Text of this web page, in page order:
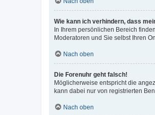
Wie kann ich verhindern, dass
In Ihrem persönlichen Bereich
Moderatoren und Sie selbst Ihren
Nach oben
Die Forenuhr geht falsch!
Möglicherweise entspricht die
kann dabei nur von registrierten
Nach oben